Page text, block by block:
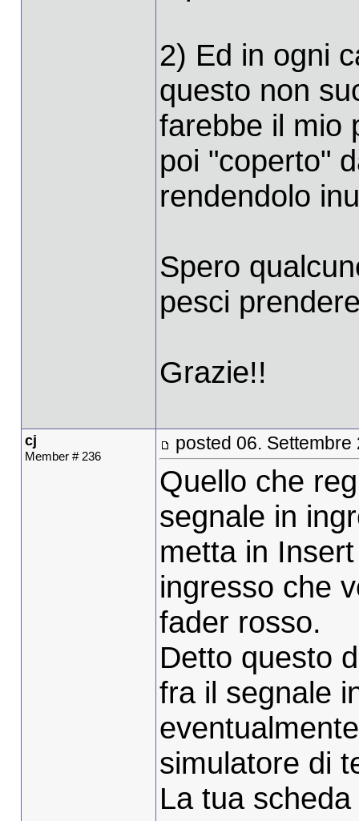
2) Ed in ogni
questo non
farebbe il mio
poi "coperto"
rendendolo
Spero
pesci
Grazie!!
cj
Member # 236
posted 06. Settembre
Quello che
segnale in
metta in
ingresso che
fader rosso.
Detto questo
fra il segnale
simulatore di
La tua